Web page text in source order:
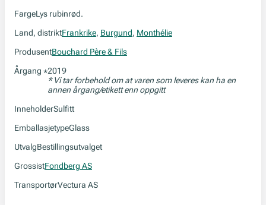
FargeLys rubinrød.
Land, distriktFrankrike, Burgund, Monthélie
ProdusentBouchard Père & Fils
Årgang *2019
* Vi tar forbehold om at varen som leveres kan ha en
annen årgang/etikett enn oppgitt
InneholderSulfitt
EmballasjetypeGlass
UtvalgBestillingsutvalget
GrossistFondberg AS
TransportørVectura AS